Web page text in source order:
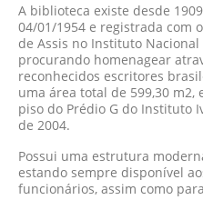
A biblioteca existe desde
04/01/1954 e registrada com
de Assis no Instituto Nacional
procurando homenagear
reconhecidos escritores
uma área total de 599,30 m2,
piso do Prédio G do Instituto
de 2004.
Possui uma estrutura
estando sempre disponível
funcionários, assim como